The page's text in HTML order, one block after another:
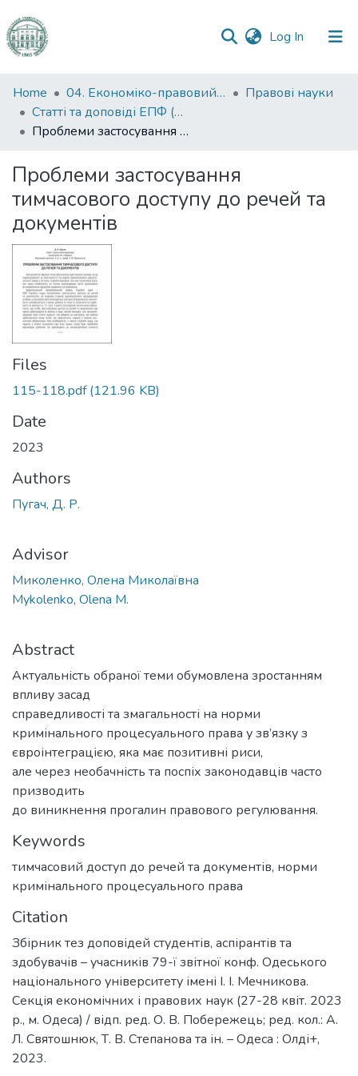
Log In (current)
Communities
&
Collections
Statistics
Home 04. Економіко-правовий факультет
Правові науки
Статті та доповіді ЕПФ (Правові науки)
Проблеми застосування тимчасового доступу до речей та документів
Проблеми застосування
тимчасового доступу до речей та
документів
Files
115-118.pdf(121.96 KB)
Date
2023
Authors
Пугач, Д. Р.
Advisor
Миколенко, Олена Миколаївна
Mykolenko, Olena M.
Abstract
Актуальність обраної теми обумовлена зростанням
впливу засад
справедливості та змагальності на норми
кримінального процесуального права у зв’язку з
євроінтеграцією, яка має позитивні риси,
але через необачність та поспіх законодавців часто
призводить
до виникнення прогалин правового регулювання.
Keywords
тимчасовий доступ до речей та документів, норми
кримінального процесуального права
Citation
Збірник тез доповідей студентів, аспірантів та
здобувачів – учасників 79-ї звітної конф. Одеського
національного університету імені І. І. Мечникова.
Секція економічних і правових наук (27-28 квіт. 2023
р., м. Одеса) / відп. ред. О. В. Побережець; ред. кол.: А.
Л. Святошнюк, Т. В. Степанова та ін. – Одеса : Олді+,
2023.